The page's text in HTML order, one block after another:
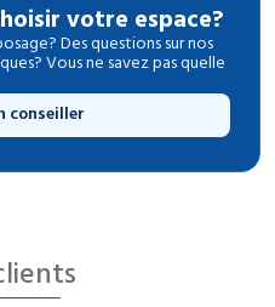
votre espace?
Des questions sur nos
Vous ne savez pas quelle
conseiller